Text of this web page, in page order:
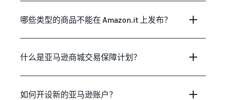
哪些类型的商品不能在 Amazon.it 上发布？
什么是亚马逊商城交易保障计划？
如何开设新的亚马逊账户？